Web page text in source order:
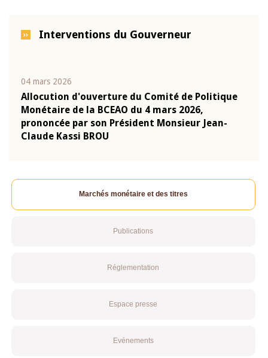
Interventions du Gouverneur
04 mars 2026
Allocution d'ouverture du Comité de Politique
Monétaire de la BCEAO du 4 mars 2026,
prononcée par son Président Monsieur Jean-
Claude Kassi BROU
Marchés monétaire et des titres
Publications
Réglementation
Espace presse
Evénements